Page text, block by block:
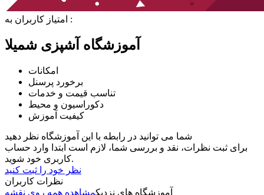
امتیاز کاربران به :
آموزشگاه آشپزی شمیلا
امکانات
برخورد پرسنل
تناسب قیمت و خدمات
دکوراسیون و محیط
کیفیت آموزش
شما می توانید در رابطه با این آموزشگاه نظر دهید
برای ثبت نظرات، نقد و بررسی شما، لازم است ابتدا وارد حساب
کاربری خود شوید.
نظر خود را ثبت کنید
نظرات کاربران
آموزشگاه های نزدیکمشاهده همه روی نقشه